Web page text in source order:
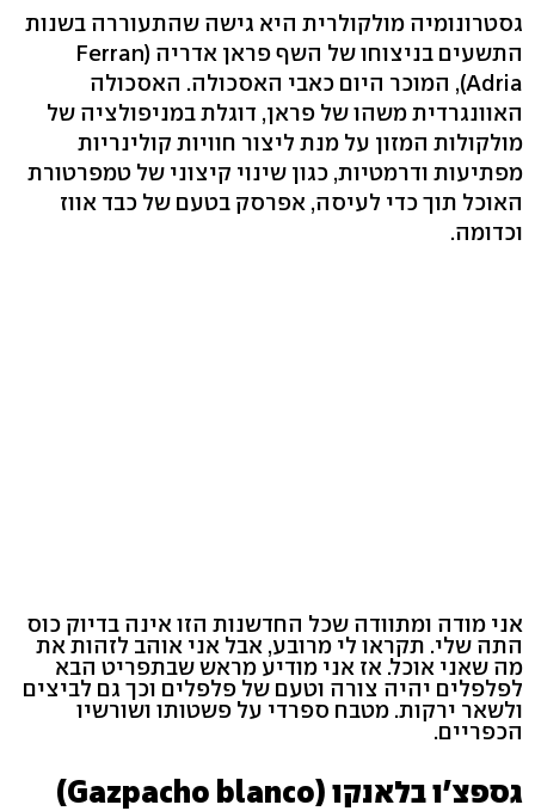
גסטרונומיה מולקולרית היא גישה שהתעוררה בשנות
התשעים בניצוחו של השף פראן אדריה (Ferran
Adria), המוכר היום כאבי האסכולה. האסכולה
האוונגרדית משהו של פראן, דוגלת במניפולציה של
מולקולות המזון על מנת ליצור חוויות קולינריות
מפתיעות ודרמטיות, כגון שינוי קיצוני של טמפרטורת
האוכל תוך כדי לעיסה, אפרסק בטעם של כבד אווז
וכדומה.
אני מודה ומתוודה שכל החדשנות הזו אינה בדיוק כוס
התה שלי. תקראו לי מרובע, אבל אני אוהב לזהות את
מה שאני אוכל. אז אני מודיע מראש שבתפריט הבא
לפלפלים יהיה צורה וטעם של פלפלים וכך גם לביצים
ולשאר ירקות. מטבח ספרדי על פשטותו ושורשיו
הכפריים.
גספצ'ו בלאנקו (Gazpacho blanco)